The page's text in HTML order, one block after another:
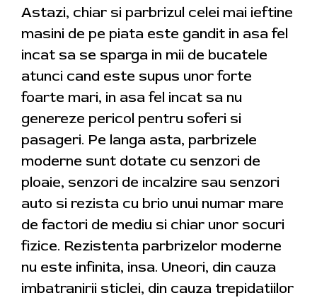
Astazi, chiar si parbrizul celei mai ieftine
masini de pe piata este gandit in asa fel
incat sa se sparga in mii de bucatele
atunci cand este supus unor forte
foarte mari, in asa fel incat sa nu
genereze pericol pentru soferi si
pasageri. Pe langa asta, parbrizele
moderne sunt dotate cu senzori de
ploaie, senzori de incalzire sau senzori
auto si rezista cu brio unui numar mare
de factori de mediu si chiar unor socuri
fizice. Rezistenta parbrizelor moderne
nu este infinita, insa. Uneori, din cauza
imbatranirii sticlei, din cauza trepidatiilor